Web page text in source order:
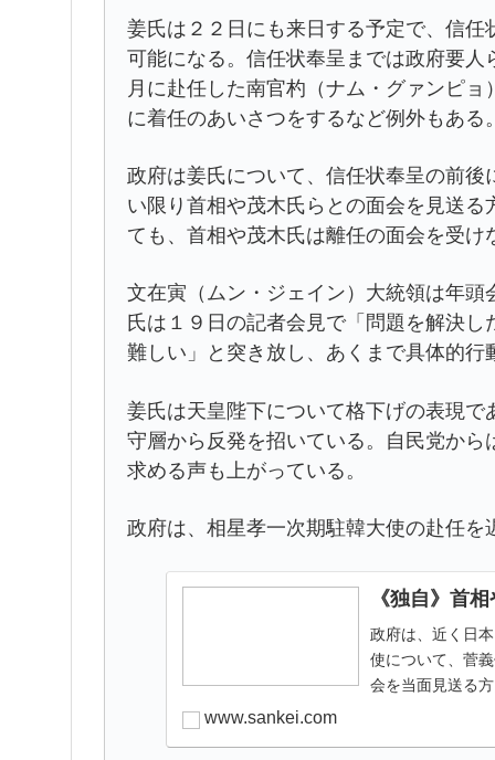
姜氏は２２日にも来日する予定で、信
可能になる。信任状奉呈までは政府要
月に赴任した南官杓（ナム・グァンピ
に着任のあいさつをするなど例外もある
政府は姜氏について、信任状奉呈の前
い限り首相や茂木氏らとの面会を見送
ても、首相や茂木氏は離任の面会を受け
文在寅（ムン・ジェイン）大統領は年
氏は１９日の記者会見で「問題を解決
難しい」と突き放し、あくまで具体的行
姜氏は天皇陛下について格下げの表現
守層から反発を招いている。自民党か
求める声も上がっている。
政府は、相星孝一次期駐韓大使の赴任
《独自》首
政府は、近く日
使について、菅
会を当面見送る
www.sankei.com